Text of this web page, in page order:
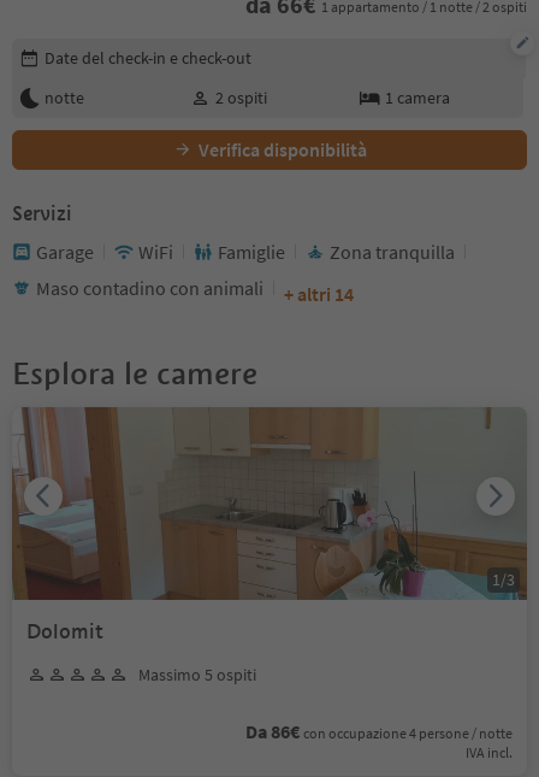
1 appartamento / 1 notte / 2 ospiti
Modifica i dettagli della prenotazione
Date del check-in e check-out
notte
2 ospiti 1 camera
Verifica disponibilità
Servizi
Garage WiFi Famiglie
Zona tranquilla
Maso contadino con animali
+ altri 14
Esplora le camere
Dolomit
Massimo 5 ospiti
Da 86€ con occupazione 4 persone / notte
IVA incl.
1/3